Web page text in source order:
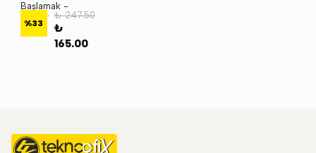
Başlamak -
Dummies Junior-
Getting Started
With Engineering
%33
₺ 247.50
₺
165.00